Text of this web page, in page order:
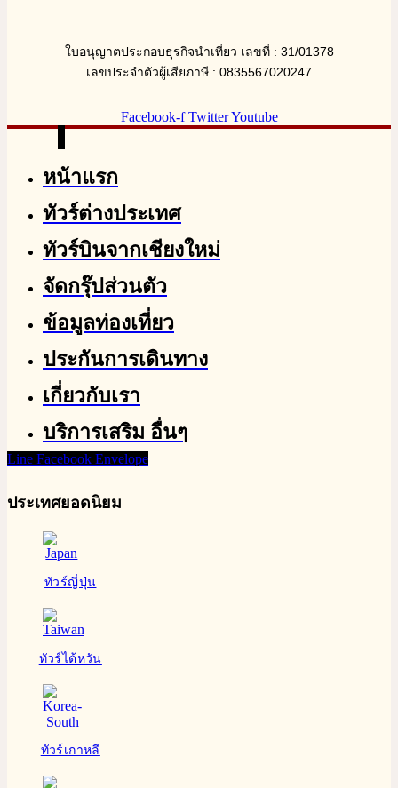
ใบอนุญาตประกอบธุรกิจนำเที่ยว เลขที่ : 31/01378
เลขประจำตัวผู้เสียภาษี : 0835567020247
Facebook-f Twitter Youtube
หน้าแรก
ทัวร์ต่างประเทศ
ทัวร์บินจากเชียงใหม่
จัดกรุ๊ปส่วนตัว
ข้อมูลท่องเที่ยว
ประกันการเดินทาง
เกี่ยวกับเรา
บริการเสริม อื่นๆ
Line Facebook Envelope
ประเทศยอดนิยม
ทัวร์ญี่ปุ่น
ทัวร์ไต้หวัน
ทัวร์เกาหลี